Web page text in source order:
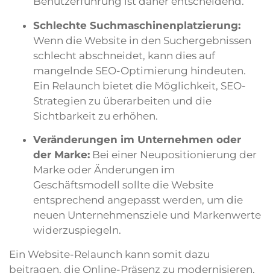
Schlechte Suchmaschinenplatzierung:
Wenn die Website in den Suchergebnissen
schlecht abschneidet, kann dies auf
mangelnde SEO-Optimierung hindeuten.
Ein Relaunch bietet die Möglichkeit, SEO-
Strategien zu überarbeiten und die
Sichtbarkeit zu erhöhen.
Veränderungen im Unternehmen oder
der Marke: Bei einer Neupositionierung der
Marke oder Änderungen im
Geschäftsmodell sollte die Website
entsprechend angepasst werden, um die
neuen Unternehmensziele und Markenwerte
widerzuspiegeln.
Ein Website-Relaunch kann somit dazu
beitragen, die Online-Präsenz zu modernisieren,